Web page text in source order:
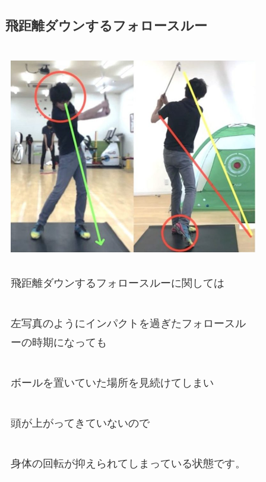
飛距離ダウンするフォロースルー
飛距離ダウンするフォロースルーに関しては
左写真のようにインパクトを過ぎたフォロースル
ーの時期になっても
ボールを置いていた場所を見続けてしまい
頭が上がってきていないので
身体の回転が抑えられてしまっている状態です。